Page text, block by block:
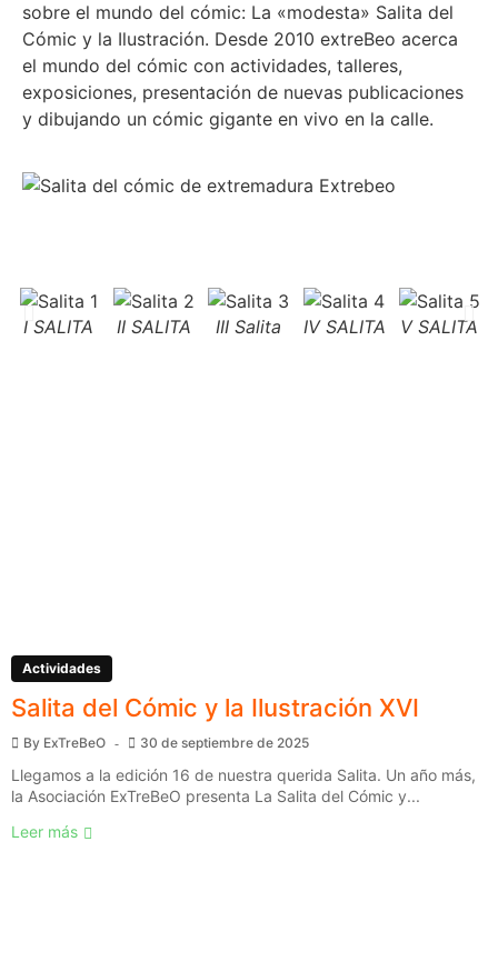
sobre el mundo del cómic: La «modesta» Salita del
Cómic y la Ilustración. Desde 2010 extreBeo acerca
el mundo del cómic con actividades, talleres,
exposiciones, presentación de nuevas publicaciones
y dibujando un cómic gigante en vivo en la calle.
I SALITA II SALITA III Salita IV SALITA V SALITA
Actividades
Salita del Cómic y la Ilustración XVI
By ExTreBeO 30 de septiembre de 2025
Llegamos a la edición 16 de nuestra querida Salita. Un año más,
la Asociación ExTreBeO presenta La Salita del Cómic y...
Leer más